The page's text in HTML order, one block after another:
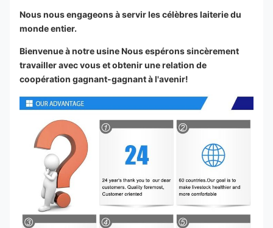
Nous nous engageons à servir les célèbres laiterie du
monde entier.
Bienvenue à notre usine Nous espérons sincèrement
travailler avec vous et obtenir une relation de
coopération gagnant-gagnant à l'avenir!